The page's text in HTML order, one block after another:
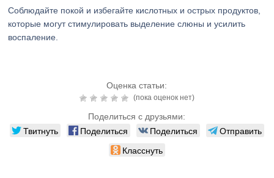
Соблюдайте покой и избегайте кислотных и острых продуктов,
которые могут стимулировать выделение слюны и усилить
воспаление.
Оценка статьи:
(пока оценок нет)
Поделиться с друзьями:
Твитнуть Поделиться Поделиться
Отправить
Класснуть